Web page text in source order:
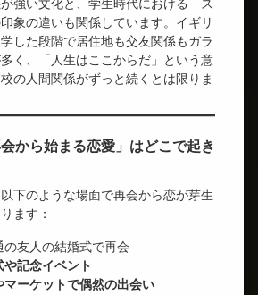
強い文化と、学生時代における「ス
象の違いも関係しています。イギリ
した段階で居住地も交友関係もガラ
く、「人生はここからだ」という意
の人間関係がずっと続くとは限りま
から始まる恋愛」はどこで起き
下のような場面で再会から恋が芽生
ます：
の友人の結婚式で再会
や記念イベント
マーケットで偶然の出会い